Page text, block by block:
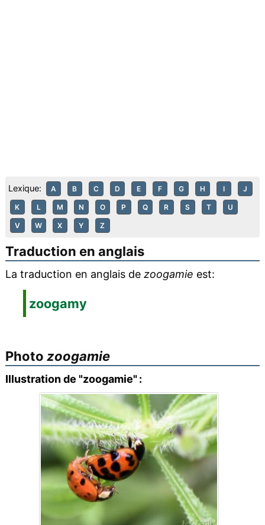
Lexique: A B C D E F G H I J
K L M N O P Q R S T U
V W X Y Z
Traduction en anglais
La traduction en anglais de zoogamie est:
zoogamy
Photo zoogamie
Illustration de "zoogamie" :